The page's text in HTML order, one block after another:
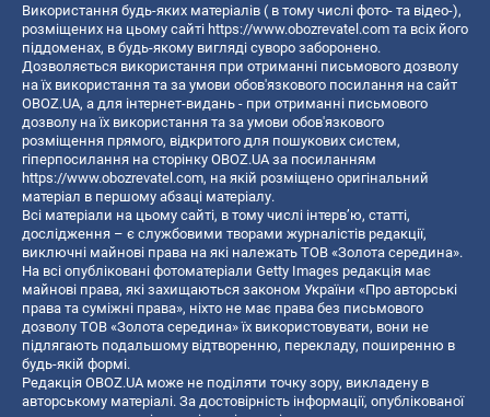
Використання будь-яких матеріалів ( в тому числі фото- та відео-),
розміщених на цьому сайті https://www.obozrevatel.com та всіх його
піддоменах, в будь-якому вигляді суворо заборонено.
Дозволяється використання при отриманні письмового дозволу
на їх використання та за умови обов'язкового посилання на сайт
OBOZ.UA, а для інтернет-видань - при отриманні письмового
дозволу на їх використання та за умови обов'язкового
розміщення прямого, відкритого для пошукових систем,
гіперпосилання на сторінку OBOZ.UA за посиланням
https://www.obozrevatel.com, на якій розміщено оригінальний
матеріал в першому абзаці матеріалу.
Всі матеріали на цьому сайті, в тому числі інтерв’ю, статті,
дослідження – є службовими творами журналістів редакції,
виключні майнові права на які належать ТОВ «Золота середина».
На всі опубліковані фотоматеріали Getty Images редакція має
майнові права, які захищаються законом України «Про авторські
права та суміжні права», ніхто не має права без письмового
дозволу ТОВ «Золота середина» їх використовувати, вони не
підлягають подальшому відтворенню, перекладу, поширенню в
будь-якій формі.
Редакція OBOZ.UA може не поділяти точку зору, викладену в
авторському матеріалі. За достовірність інформації, опублікованої